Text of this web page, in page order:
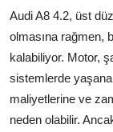
Audi A8 4.2, üst
olmasına rağmen,
kalabiliyor. Motor,
sistemlerde
maliyetlerine ve
neden olabilir.